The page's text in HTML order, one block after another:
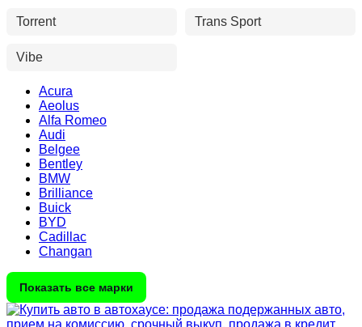
Torrent Trans Sport
Vibe
Acura
Aeolus
Alfa Romeo
Audi
Belgee
Bentley
BMW
Brilliance
Buick
BYD
Cadillac
Changan
Показать все марки